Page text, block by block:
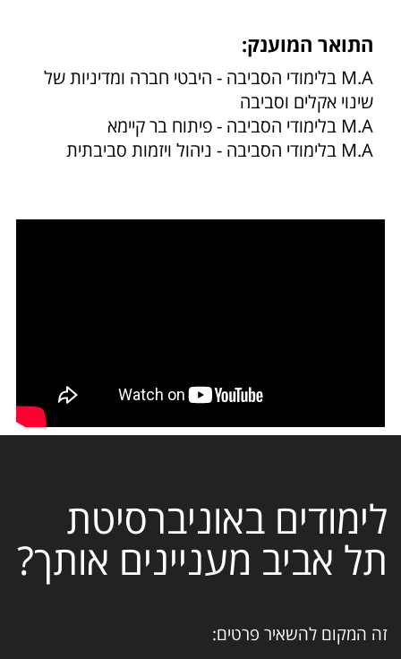
התואר המוענק:
M.A בלימודי הסביבה - היבטי חברה ומדיניות של
שינוי אקלים וסביבה
M.A בלימודי הסביבה - פיתוח בר קיימא
M.A בלימודי הסביבה - ניהול ויזמות סביבתית
לימודים באוניברסיטת
תל אביב מעניינים אותך?
זה המקום להשאיר פרטים: